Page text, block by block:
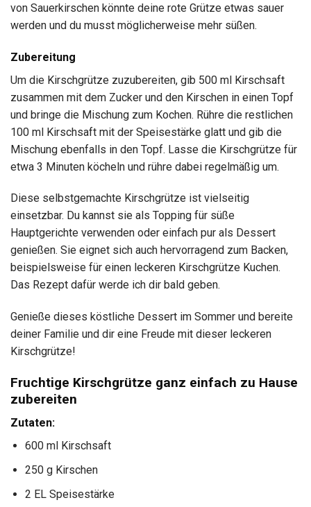
von Sauerkirschen könnte deine rote Grütze etwas sauer
werden und du musst möglicherweise mehr süßen.
Zubereitung
Um die Kirschgrütze zuzubereiten, gib 500 ml Kirschsaft
zusammen mit dem Zucker und den Kirschen in einen Topf
und bringe die Mischung zum Kochen. Rühre die restlichen
100 ml Kirschsaft mit der Speisestärke glatt und gib die
Mischung ebenfalls in den Topf. Lasse die Kirschgrütze für
etwa 3 Minuten köcheln und rühre dabei regelmäßig um.
Diese selbstgemachte Kirschgrütze ist vielseitig
einsetzbar. Du kannst sie als Topping für süße
Hauptgerichte verwenden oder einfach pur als Dessert
genießen. Sie eignet sich auch hervorragend zum Backen,
beispielsweise für einen leckeren Kirschgrütze Kuchen.
Das Rezept dafür werde ich dir bald geben.
Genieße dieses köstliche Dessert im Sommer und bereite
deiner Familie und dir eine Freude mit dieser leckeren
Kirschgrütze!
Fruchtige Kirschgrütze ganz einfach zu Hause
zubereiten
Zutaten:
600 ml Kirschsaft
250 g Kirschen
2 EL Speisestärke